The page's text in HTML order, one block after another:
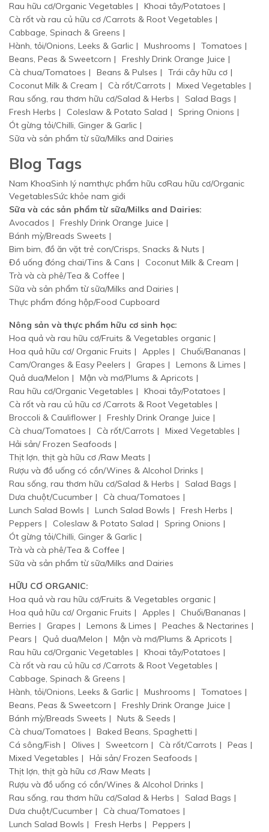
Rau hữu cơ/Organic Vegetables
Khoai tây/Potatoes
Cà rốt và rau củ hữu cơ /Carrots & Root Vegetables
Cabbage, Spinach & Greens
Hành, tỏi/Onions, Leeks & Garlic
Mushrooms
Tomatoes
Beans, Peas & Sweetcorn
Freshly Drink Orange Juice
Cà chua/Tomatoes
Beans & Pulses
Trái cây hữu cơ
Coconut Milk & Cream
Cà rốt/Carrots
Mixed Vegetables
Rau sống, rau thơm hữu cơ/Salad & Herbs
Salad Bags
Fresh Herbs
Coleslaw & Potato Salad
Spring Onions
Ót gừng tỏi/Chilli, Ginger & Garlic
Sữa và sản phẩm từ sữa/Milks and Dairies
Blog Tags
Nam KhoaSinh lý namthực phẩm hữu cơRau hữu cơ/Organic
VegetablesSức khỏe nam giới
Sữa và các sản phẩm từ sữa/Milks and Dairies:
Avocados
Freshly Drink Orange Juice
Bánh mỳ/Breads Sweets
Bim bim, đồ ăn vặt trẻ con/Crisps, Snacks & Nuts
Đồ uống đóng chai/Tins & Cans
Coconut Milk & Cream
Trà và cà phê/Tea & Coffee
Sữa và sản phẩm từ sữa/Milks and Dairies
Thực phẩm đóng hộp/Food Cupboard
Nông sản và thực phẩm hữu cơ sinh học:
Hoa quả và rau hữu cơ/Fruits & Vegetables organic
Hoa quả hữu cơ/ Organic Fruits
Apples
Chuối/Bananas
Cam/Oranges & Easy Peelers
Grapes
Lemons & Limes
Quả dua/Melon
Mận và mơ/Plums & Apricots
Rau hữu cơ/Organic Vegetables
Khoai tây/Potatoes
Cà rốt và rau củ hữu cơ /Carrots & Root Vegetables
Broccoli & Cauliflower
Freshly Drink Orange Juice
Cà chua/Tomatoes
Cà rốt/Carrots
Mixed Vegetables
Hải sản/ Frozen Seafoods
Thịt lợn, thịt gà hữu cơ /Raw Meats
Rượu và đồ uống có cồn/Wines & Alcohol Drinks
Rau sống, rau thơm hữu cơ/Salad & Herbs
Salad Bags
Dưa chuột/Cucumber
Cà chua/Tomatoes
Lunch Salad Bowls
Lunch Salad Bowls
Fresh Herbs
Peppers
Coleslaw & Potato Salad
Spring Onions
Ót gừng tỏi/Chilli, Ginger & Garlic
Trà và cà phê/Tea & Coffee
Sữa và sản phẩm từ sữa/Milks and Dairies
HỮU CƠ ORGANIC:
Hoa quả và rau hữu cơ/Fruits & Vegetables organic
Hoa quả hữu cơ/ Organic Fruits
Apples
Chuối/Bananas
Berries
Grapes Lemons & Limes
Peaches & Nectarines
Pears
Quả dua/Melon
Mận và mơ/Plums & Apricots
Rau hữu cơ/Organic Vegetables
Khoai tây/Potatoes
Cà rốt và rau củ hữu cơ /Carrots & Root Vegetables
Cabbage, Spinach & Greens
Hành, tỏi/Onions, Leeks & Garlic
Mushrooms
Tomatoes
Beans, Peas & Sweetcorn
Freshly Drink Orange Juice
Bánh mỳ/Breads Sweets
Nuts & Seeds
Cà chua/Tomatoes
Baked Beans, Spaghetti
Cá sông/Fish
Olives Sweetcorn Cà rốt/Carrots
Peas
Mixed Vegetables
Hải sản/ Frozen Seafoods
Thịt lợn, thịt gà hữu cơ /Raw Meats
Rượu và đồ uống có cồn/Wines & Alcohol Drinks
Rau sống, rau thơm hữu cơ/Salad & Herbs
Salad Bags
Dưa chuột/Cucumber
Cà chua/Tomatoes
Lunch Salad Bowls
Fresh Herbs Peppers